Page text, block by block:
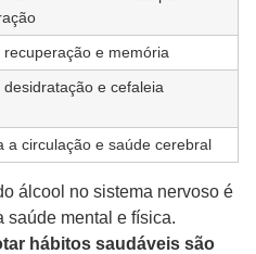
recuperação e memória
desidratação e cefaleia
a circulação e saúde cerebral
álcool no sistema nervoso é
saúde mental e física.
hábitos saudáveis são